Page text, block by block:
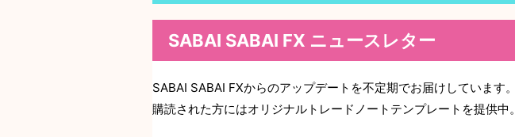
SABAI SABAI FX ニュースレター
SABAI SABAI FXからのアップデートを不定期でお届けしています。
購読された方にはオリジナルトレードノートテンプレートを提供中。